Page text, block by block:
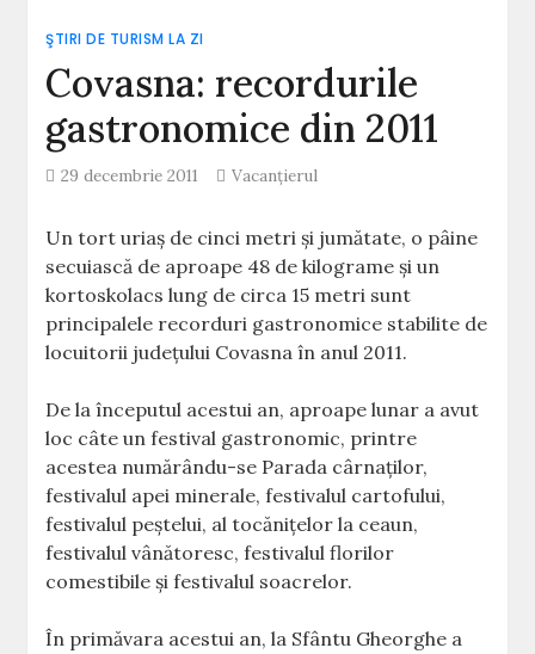
ŞTIRI DE TURISM LA ZI
Covasna: recordurile
gastronomice din 2011
29 decembrie 2011 Vacanțierul
Un tort uriaş de cinci metri şi jumătate, o pâine
secuiască de aproape 48 de kilograme şi un
kortoskolacs lung de circa 15 metri sunt
principalele recorduri gastronomice stabilite de
locuitorii judeţului Covasna în anul 2011.
De la începutul acestui an, aproape lunar a avut
loc câte un festival gastronomic, printre
acestea numărându-se Parada cârnaţilor,
festivalul apei minerale, festivalul cartofului,
festivalul peştelui, al tocăniţelor la ceaun,
festivalul vânătoresc, festivalul florilor
comestibile şi festivalul soacrelor.
În primăvara acestui an, la Sfântu Gheorghe a